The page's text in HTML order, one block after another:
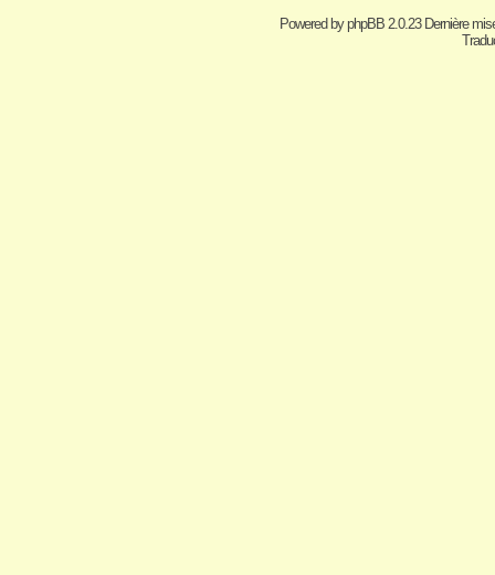
Powered byphpBB 2.0.23 Dernière